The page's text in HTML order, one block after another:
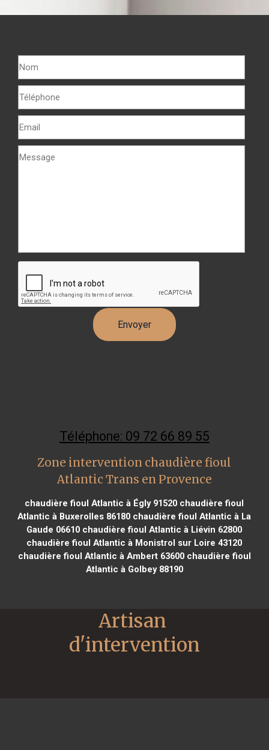
Téléphone: 09 72 66 89 55
Zone intervention chaudière fioul
Atlantic Trans en Provence
chaudière fioul Atlantic à Égly 91520 chaudière fioul
Atlantic à Buxerolles 86180 chaudière fioul Atlantic à La
Gaude 06610 chaudière fioul Atlantic à Liévin 62800
chaudière fioul Atlantic à Monistrol sur Loire 43120
chaudière fioul Atlantic à Ambert 63600chaudière fioul
Atlantic à Golbey 88190
Artisan
d'intervention